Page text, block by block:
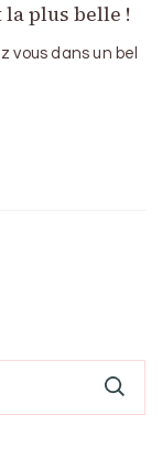
la plus belle !
vous dans un bel